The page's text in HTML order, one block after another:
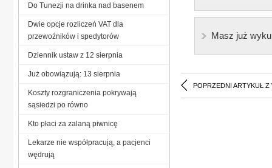
Masz już
POPRZEDNI ARTYKUŁ Z
Do Tunezji na drinka nad basenem
Dwie opcje rozliczeń VAT dla
przewoźników i spedytorów
Dziennik ustaw z 12 sierpnia
Już obowiązują: 13 sierpnia
Koszty rozgraniczenia pokrywają
sąsiedzi po równo
Kto płaci za zalaną piwnicę
Lekarze nie współpracują, a pacjenci
wędrują